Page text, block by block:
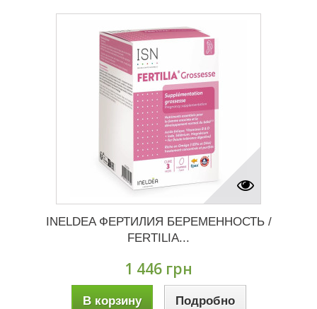
INELDEA ФЕРТИЛИЯ БЕРЕМЕННОСТЬ /
FERTILIA...
1 446 грн
В корзину Подробно